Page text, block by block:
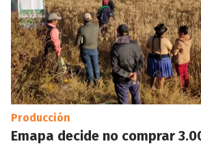
Producción
Emapa decide no comprar